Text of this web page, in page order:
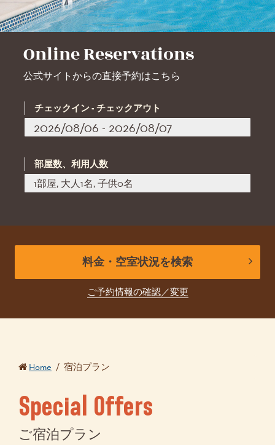
Online Reservations
公式サイトからの直接予約はこちら
チェックイン - チェックアウト
部屋数、利用人数
1部屋, 大人1名, 子供0名
料金・空室状況を検索
ご予約情報の確認／変更
Home / 宿泊プラン
Special Offers
ご宿泊プラン